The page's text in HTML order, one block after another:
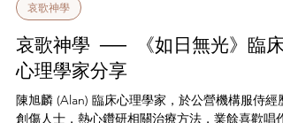
Jan 29, 2023
哀歌神學
哀歌神學 ── 《如日無光》臨床
心理學家分享